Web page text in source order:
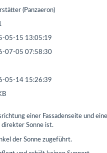
Nächste
06.08.2026 07:33:44
(Panzaeron)
05-15 13:05:19
07-05 07:58:30
05-14 15:26:39
einer Fassadenseite und
direkter Sonne ist.
der Sonne zugeführt.